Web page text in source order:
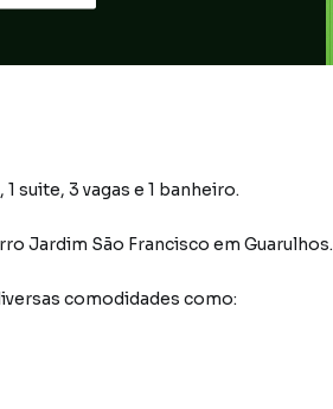
suite, 3 vagas e 1 banheiro.
Jardim São Francisco em Guarulhos.
comodidades como: